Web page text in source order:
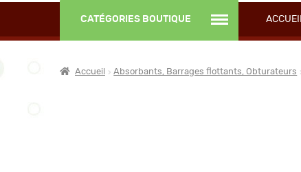
CATÉGORIES BOUTIQUE
Accueil Absorbants, Barrages flottants, Obturateurs